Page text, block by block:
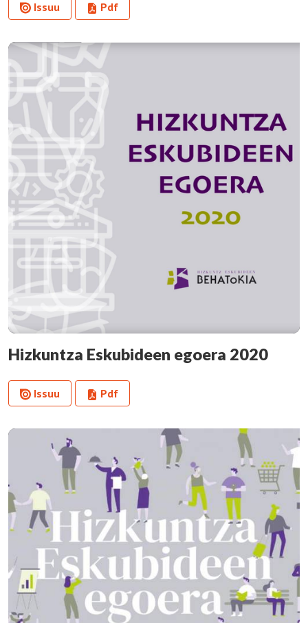
Issuu Pdf
Hizkuntza Eskubideen egoera 2020
Issuu Pdf